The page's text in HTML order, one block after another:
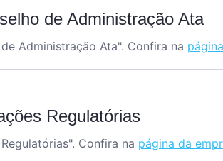
de Administração Ata
Administração Ata". Confira na
Regulatórias
". Confira na página da